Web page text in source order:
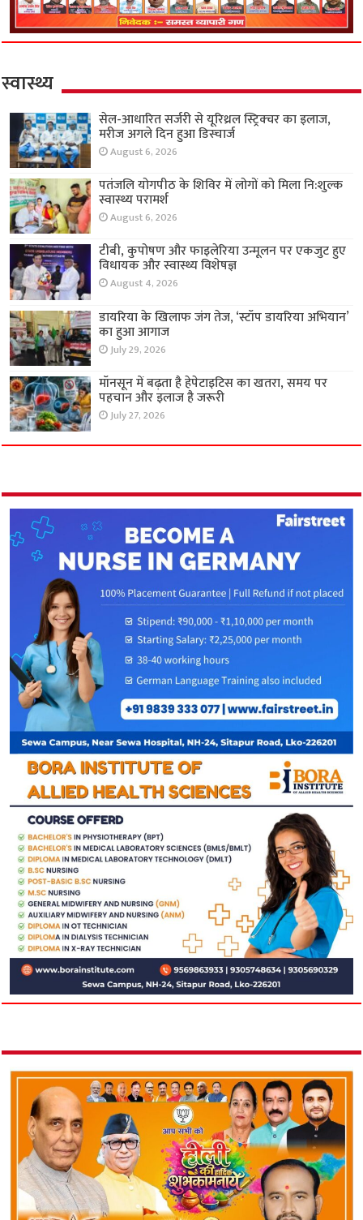
स्वास्थ्य
सेल-आधारित सर्जरी से यूरिथ्रल स्ट्रिक्चर का इलाज,
मरीज अगले दिन हुआ डिस्चार्ज
August 6, 2026
पतंजलि योगपीठ के शिविर में लोगों को मिला नि:शुल्क
स्वास्थ्य परामर्श
August 6, 2026
टीबी, कुपोषण और फाइलेरिया उन्मूलन पर एकजुट हुए
विधायक और स्वास्थ्य विशेषज्ञ
August 4, 2026
डायरिया के खिलाफ जंग तेज, ‘स्टॉप डायरिया अभियान’
का हुआ आगाज
July 29, 2026
मॉनसून में बढ़ता है हेपेटाइटिस का खतरा, समय पर
पहचान और इलाज है जरूरी
July 27, 2026